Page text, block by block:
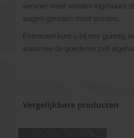
vervoer moet worden ingehuurd
wagen gereden moet worden.
Eventueel kunt u bij ons gunstig
waarmee de goederen zelf
Vergelijkbare producten